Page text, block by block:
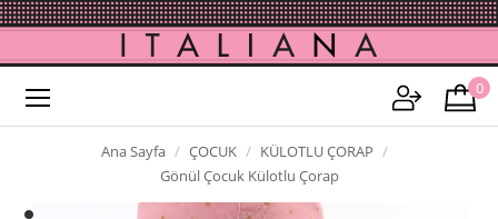
0
Ana Sayfa ÇOCUK
KÜLOTLU ÇORAP
Gönül Çocuk Külotlu Çorap